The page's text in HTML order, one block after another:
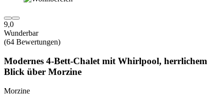
9,0
Wunderbar
(64 Bewertungen)
Modernes 4-Bett-Chalet mit Whirlpool, herrlichem
Blick über Morzine
Morzine